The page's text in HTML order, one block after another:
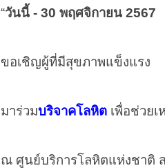
“วันนี้ - 30 พฤศจิกายน 2567
ขอเชิญผู้ที่มีสุขภาพแข็งแรง
มาร่วมบริจาคโลหิตเพื่อช่วยเ
ณ ศูนย์บริการโลหิตแห่งชาติ